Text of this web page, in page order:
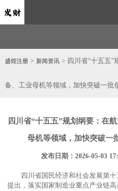
盛煌注册 > 新闻资讯 > 四川省“十五五”
备、工业母机等领域，加快突破一批
四川省“十五五”规划纲要：在
母机等领域，加快突破一
发布日期：2026-05-03
四川省国民经济和社会发展第十
提出，落实国家制造业重点产业链